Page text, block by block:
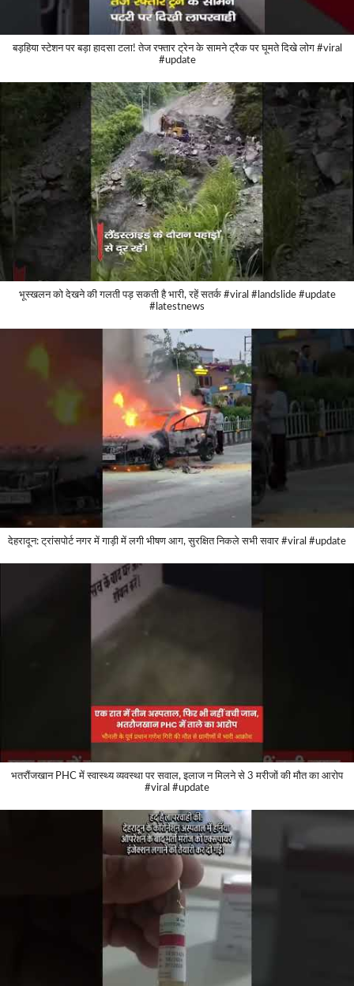
बड़हिया स्टेशन पर बड़ा हादसा टला! तेज रफ्तार ट्रेन के सामने ट्रैक पर घूमते दिखे लोग #viral
#update
भूस्खलन को देखने की गलती पड़ सकती है भारी, रहें सतर्क #viral #landslide #update
#latestnews
देहरादून: ट्रांसपोर्ट नगर में गाड़ी में लगी भीषण आग, सुरक्षित निकले सभी सवार #viral #update
भतरौंजखान PHC में स्वास्थ्य व्यवस्था पर सवाल, इलाज न मिलने से 3 मरीजों की मौत का आरोप
#viral #update